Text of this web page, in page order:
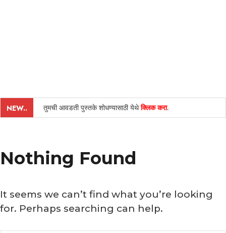
NEW.. तुमची आवडती पुस्तके शोधण्यासाठी येथेक्लिक करा.
Nothing Found
It seems we can’t find what you’re looking
for. Perhaps searching can help.